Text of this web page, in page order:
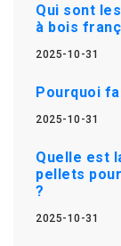
Qui sont
à bois
2025-10-31
Pourquoi
2025-10-31
Quelle est
pellets
?
2025-10-31